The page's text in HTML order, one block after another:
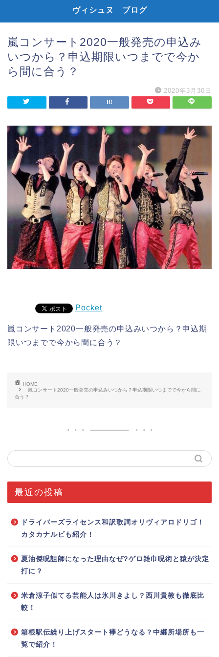
ヴィシュヌ ブログ
嵐コンサート2020一般発売の申込み
いつから？申込期限いつまでで今か
ら間に合う？
2020年3月30日
Pocket
嵐コンサート2020一般発売の申込みいつから？申込期
限いつまでで今から間に合う？
HOME
嵐コンサート2020一般発売の申込みいつから？申込期限いつまでで今から間に
合う？
最近の投稿
ドライバーズライセンス和訳歌詞オリヴィアロドリゴ！
カタカナルビも紹介！
夏油傑呪詛師になった理由なぜ?ゲロ雑巾呪術と猿が決定
打に？
米倉涼子似てる芸能人は氷川きよし？西川貴教も徹底比
較！
箱根駅伝繰り上げスタート襷どうなる？中継所場所も一
覧で紹介！